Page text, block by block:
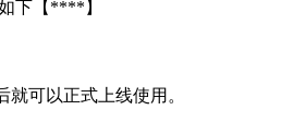
下【****】
可以正式上线使用。